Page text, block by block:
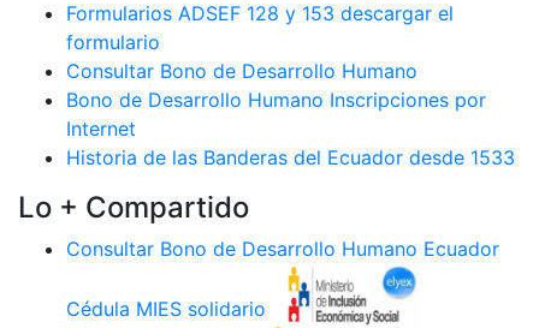
Formularios ADSEF 128 y 153 descargar el
formulario
Consultar Bono de Desarrollo Humano
Bono de Desarrollo Humano Inscripciones por
Internet
Historia de las Banderas del Ecuador desde 1533
Lo + Compartido
Consultar Bono de Desarrollo Humano Ecuador
Cédula MIES solidario